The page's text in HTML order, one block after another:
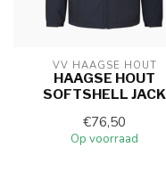
VV HAAGSE HOUT
HAAGSE HOUT
SOFTSHELL JACK
€76,50
Op voorraad